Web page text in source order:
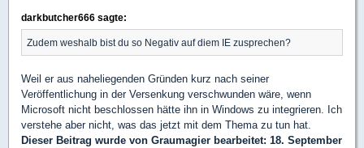
darkbutcher666 sagte:
Zudem weshalb bist du so Negativ auf diem IE zusprechen?
Weil er aus naheliegenden Gründen kurz nach seiner
Veröffentlichung in der Versenkung verschwunden wäre, wenn
Microsoft nicht beschlossen hätte ihn in Windows zu integrieren. Ich
verstehe aber nicht, was das jetzt mit dem Thema zu tun hat.
Dieser Beitrag wurde von Graumagier bearbeitet: 18. September